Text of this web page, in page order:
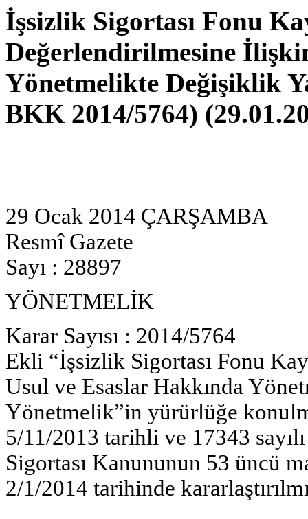
İşsizlik Sigortası Fonu
Değerlendirilmesine
Yönetmelikte Değişiklik
BKK 2014/5764)
29 Ocak 2014 ÇARŞAMBA
Resmî Gazete
Sayı : 28897
YÖNETMELİK
Karar Sayısı : 2014/5764
Ekli “İşsizlik Sigortası Fonu
Usul ve Esaslar Hakkında
Yönetmelik”in yürürlüğe
5/11/2013 tarihli ve 17343
Sigortası Kanununun 53 üncü
2/1/2014 tarihinde